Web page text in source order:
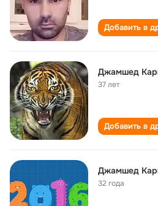
Добавить в
Джамшед
37 лет
Добавить в
32 года